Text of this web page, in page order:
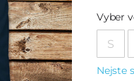
Vyber
S
Nejste